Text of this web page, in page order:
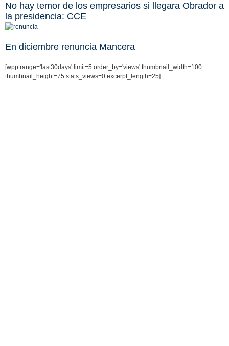
No hay temor de los empresarios si llegara Obrador a
la presidencia: CCE
En diciembre renuncia Mancera
[wpp range='last30days' limit=5 order_by='views' thumbnail_width=100
thumbnail_height=75 stats_views=0 excerpt_length=25]